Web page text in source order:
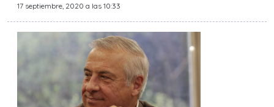
17 septiembre, 2020 a las 10:33